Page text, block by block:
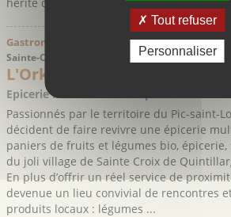
Gastronomie > Commerce > Magasins Bio
Sainte-Croix de Quintillargues - Hérault
L'Orkys
Epicerie bio conviviale et pleine de
Passionnés par le territoire du Pic-saint-
décident de faire revivre une épicerie
paniers de fruits et légumes bio,
du joli village de Sainte Croix de
En plus d’offrir un réel service de
devenue un lieu convivial de rencontres
produits locaux : légumes ...
Tout refuser
Personnaliser